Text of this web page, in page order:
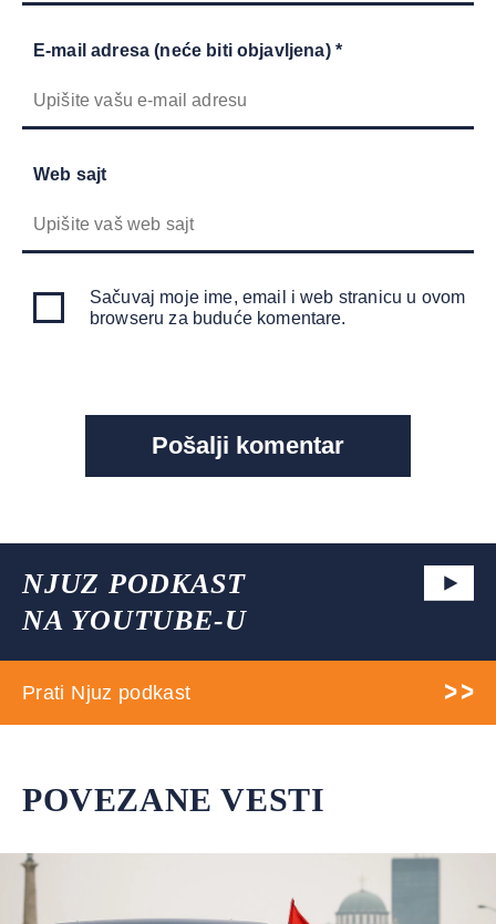
E-mail adresa (neće biti objavljena) *
Web sajt
Sačuvaj moje ime, email i web stranicu u ovom
browseru za buduće komentare.
NJUZ PODKAST
NA YOUTUBE-U
Prati Njuz podkast
POVEZANE VESTI